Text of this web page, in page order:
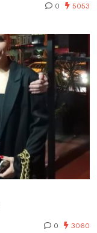
0 5053
0 3060